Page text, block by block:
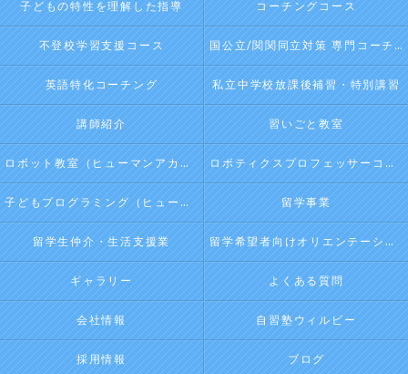
子どもの特性を理解した指導 コーチングコース
不登校学習支援コース 国公立/関関同立対策 専門コーチング
英語特化コーチング 私立中学校放課後補習・特別講習
講師紹介 習いごと教室
ロボット教室（ヒューマンアカデミージュニアプログラム） ロボティクスプロフェッサーコース（ヒューマンアカデミージュニアプログラム）
子どもプログラミング（ヒューマンアカデミージュニアプログラム） 留学事業
留学生仲介・生活支援業 留学希望者向けオリエンテーション
ギャラリー よくある質問
会社情報 自習塾ウィルビー
採用情報 ブログ